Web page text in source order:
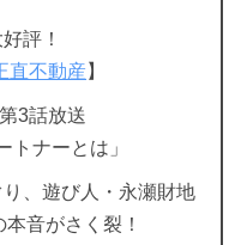
評！
直不動産 】
3話放送
トナーとは」
、遊び人・永瀬財地
本音がさく裂！